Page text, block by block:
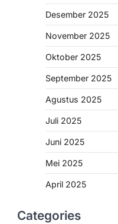
Desember 2025
November 2025
Oktober 2025
September 2025
Agustus 2025
Juli 2025
Juni 2025
Mei 2025
April 2025
Categories